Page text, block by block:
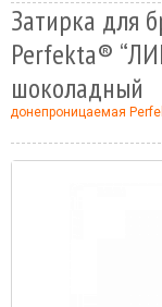
Затирка для
Perfekta®
шоколадный
водонепроницаемая